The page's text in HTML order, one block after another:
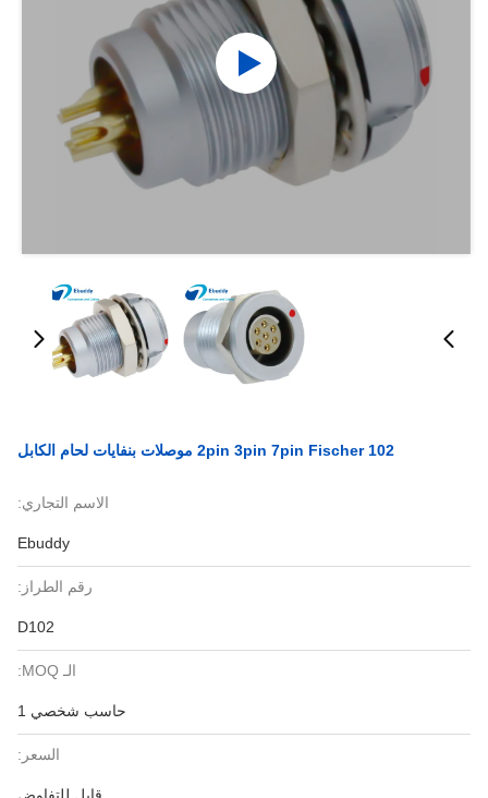
2pin 3pin 7pin Fischer 102 موصلات بنفايات لحام الكابل
الاسم التجاري:
Ebuddy
رقم الطراز:
D102
الـ MOQ:
حاسب شخصي 1
السعر: